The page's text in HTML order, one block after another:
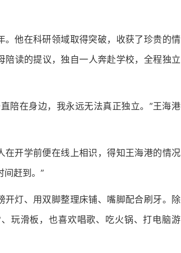
他在科研领域取得突破，收获了珍贵的情
读的提议，独自一人奔赴学校，全程独立
陪在身边，我永远无法真正独立。”王海港
开学前便在线上相识，得知王海港的情况
间赶到。”
灯、用双脚整理床铺、嘴脚配合刷牙。除
玩滑板，也喜欢唱歌、吃火锅、打电脑游